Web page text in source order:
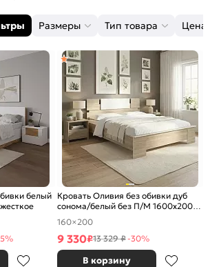
Размеры Тип товара Цена
белый Кровать Оливия без обивки дуб
сонома/белый без П/М 1600x2000,
изголовье жесткое
160×200
9 330₽13 329 ₽-30%
В корзину